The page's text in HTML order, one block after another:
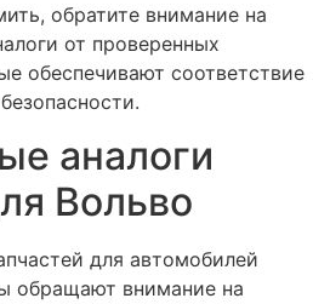
обратите внимание на
от проверенных
обеспечивают соответствие
аналоги
Вольво
для автомобилей
обращают внимание на